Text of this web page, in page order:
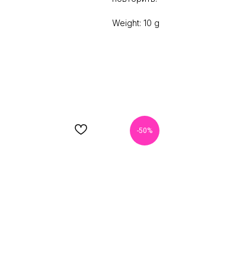
Weight: 10 g
-50%